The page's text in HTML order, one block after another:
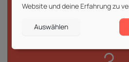
Erfahre mehr über
Online-
Website und deine Erfahrung zu
Auswählen